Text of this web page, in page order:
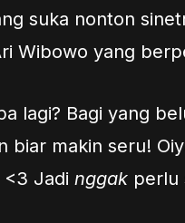
suka nonton
Wibowo yang
lagi? Bagi yang
biar makin seru!
Jadi nggak perlu